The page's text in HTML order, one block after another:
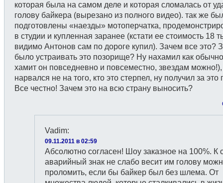
которая была на самом деле и которая сломалась от
голову байкера (вырезано из полного видео). так же
подготовлены «наезды» мотоперчатка,
в студии и купленная заранее (кстати ее стоимость 18
видимо Антонов сам по дороге купил). Зачем все это?
было устраивать это позорище? Ну нахамил как
хамит он повседневно и повсеместно, звездам можно!),
нарвался не на того, кто это стерпел, ну получил за это
Все честно! Зачем это на всю страну выносить?
Vadim:
09.11.2011 в 02:59
Абсолютно согласен! Шоу заказное на 100%. К
аварийный знак не слабо весит им голову
проломить, если бы байкер был без шлема. От